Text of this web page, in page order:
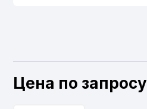
Цена по запросу